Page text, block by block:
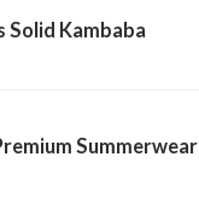
Solid Kambaba
Summerwear